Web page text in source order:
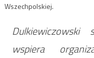
Wszechpolskiej.
Dulkiewiczowski
wspiera